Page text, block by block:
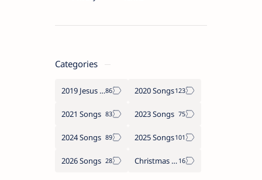
Categories
2019 Jesus songs 2020 Songs
2021 Songs 2023 Songs
2024 Songs 2025 Songs
2026 Songs Christmas Songs